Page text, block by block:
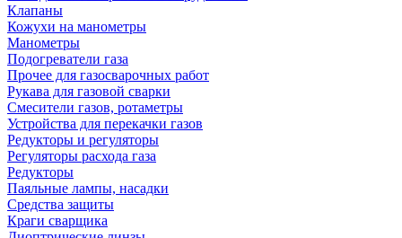
Клапаны
Кожухи на манометры
Манометры
Подогреватели газа
Прочее для газосварочных работ
Рукава для газовой сварки
Смесители газов, ротаметры
Устройства для перекачки газов
Редукторы и регуляторы
Регуляторы расхода газа
Редукторы
Паяльные лампы, насадки
Средства защиты
Краги сварщика